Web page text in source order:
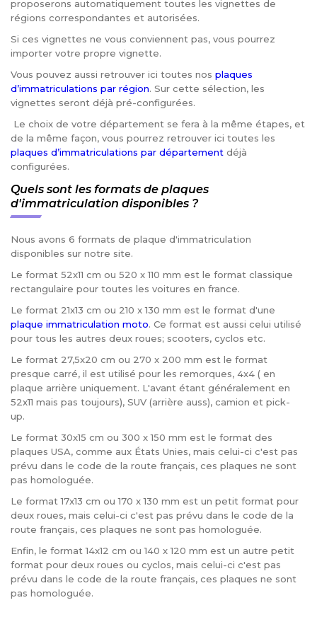
proposerons automatiquement toutes les vignettes de
régions correspondantes et autorisées.
Si ces vignettes ne vous conviennent pas, vous pourrez
importer votre propre vignette.
Vous pouvez aussi retrouver ici toutes nos plaques
d’immatriculations par région. Sur cette sélection, les
vignettes seront déjà pré-configurées.
Le choix de votre département se fera à la même étapes, et
de la même façon, vous pourrez retrouver ici toutes les
plaques d’immatriculations par département déjà
configurées.
Quels sont les formats de plaques
d'immatriculation disponibles ?
Nous avons 6 formats de plaque d'immatriculation
disponibles sur notre site.
Le format 52x11 cm ou 520 x 110 mm est le format classique
rectangulaire pour toutes les voitures en france.
Le format 21x13 cm ou 210 x 130 mm est le format d'une
plaque immatriculation moto. Ce format est aussi celui utilisé
pour tous les autres deux roues; scooters, cyclos etc.
Le format 27,5x20 cm ou 270 x 200 mm est le format
presque carré, il est utilisé pour les remorques, 4x4 ( en
plaque arrière uniquement. L'avant étant généralement en
52x11 mais pas toujours), SUV (arrière auss), camion et pick-
up.
Le format 30x15 cm ou 300 x 150 mm est le format des
plaques USA, comme aux États Unies, mais celui-ci c'est pas
prévu dans le code de la route français, ces plaques ne sont
pas homologuée.
Le format 17x13 cm ou 170 x 130 mm est un petit format pour
deux roues, mais celui-ci c'est pas prévu dans le code de la
route français, ces plaques ne sont pas homologuée.
Enfin, le format 14x12 cm ou 140 x 120 mm est un autre petit
format pour deux roues ou cyclos, mais celui-ci c'est pas
prévu dans le code de la route français, ces plaques ne sont
pas homologuée.